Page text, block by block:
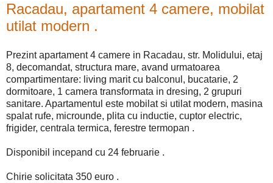
Racadau, apartament 4 camere, mobilat
utilat modern .
Prezint apartament 4 camere in Racadau, str. Molidului, etaj
8, decomandat, structura mare, avand urmatoarea
compartimentare: living marit cu balconul, bucatarie, 2
dormitoare, 1 camera transformata in dresing, 2 grupuri
sanitare. Apartamentul este mobilat si utilat modern, masina
spalat rufe, microunde, plita cu inductie, cuptor electric,
frigider, centrala termica, ferestre termopan .
Disponibil incepand cu 24 februarie .
Chirie solicitata 350 euro .